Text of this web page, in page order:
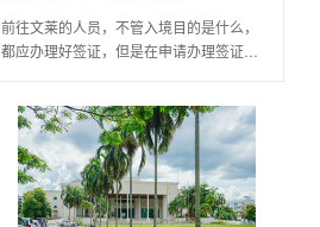
前往文莱的人员，不管入境目的是什么，
都应办理好签证，但是在申请办理签证的